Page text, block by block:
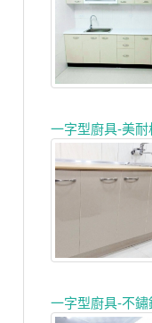
一字型廚具-美耐
一字型廚具-不鏽